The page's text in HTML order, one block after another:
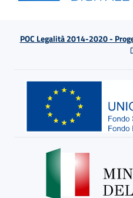
POC Legalità 2014-2020 -